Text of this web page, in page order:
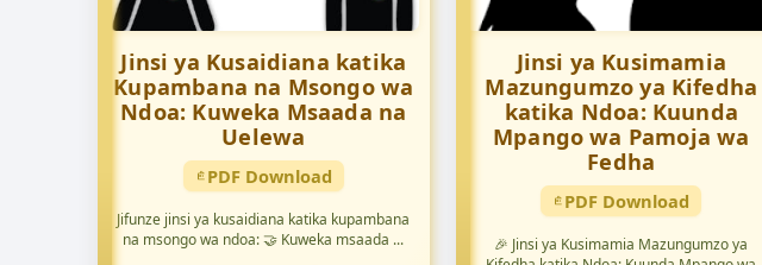
Jinsi ya Kusaidiana katika
Kupambana na Msongo wa
Ndoa: Kuweka Msaada na
Uelewa
PDF Download
Jifunze jinsi ya kusaidiana katika kupambana
na msongo wa ndoa: 🤝 Kuweka msaada ...
Jinsi ya Kusimamia
Mazungumzo ya Kifedha
katika Ndoa: Kuunda
Mpango wa Pamoja wa
Fedha
PDF Download
🎉 Jinsi ya Kusimamia Mazungumzo ya